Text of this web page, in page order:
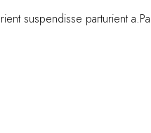
suspendisse parturient